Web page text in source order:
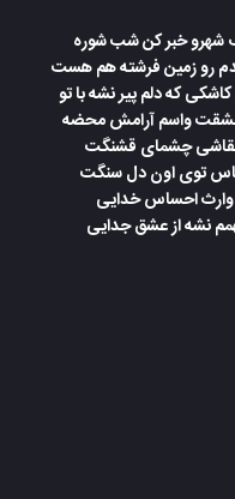
خبر کن شب شوره
رو‌ زمین فرشته هم هست
که دلم پیر نشه با تو
عشقت واسم آرامش محضه
چشمای قشنگت
توی اون دل سنگت
وارث احساس خدایی
نشه از عشق جدایی